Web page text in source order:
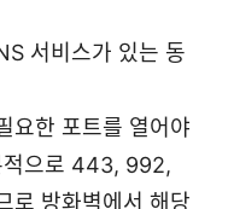
서비스가 있는 동
요한 포트를 열어야
으로 443, 992,
로 방화벽에서 해당